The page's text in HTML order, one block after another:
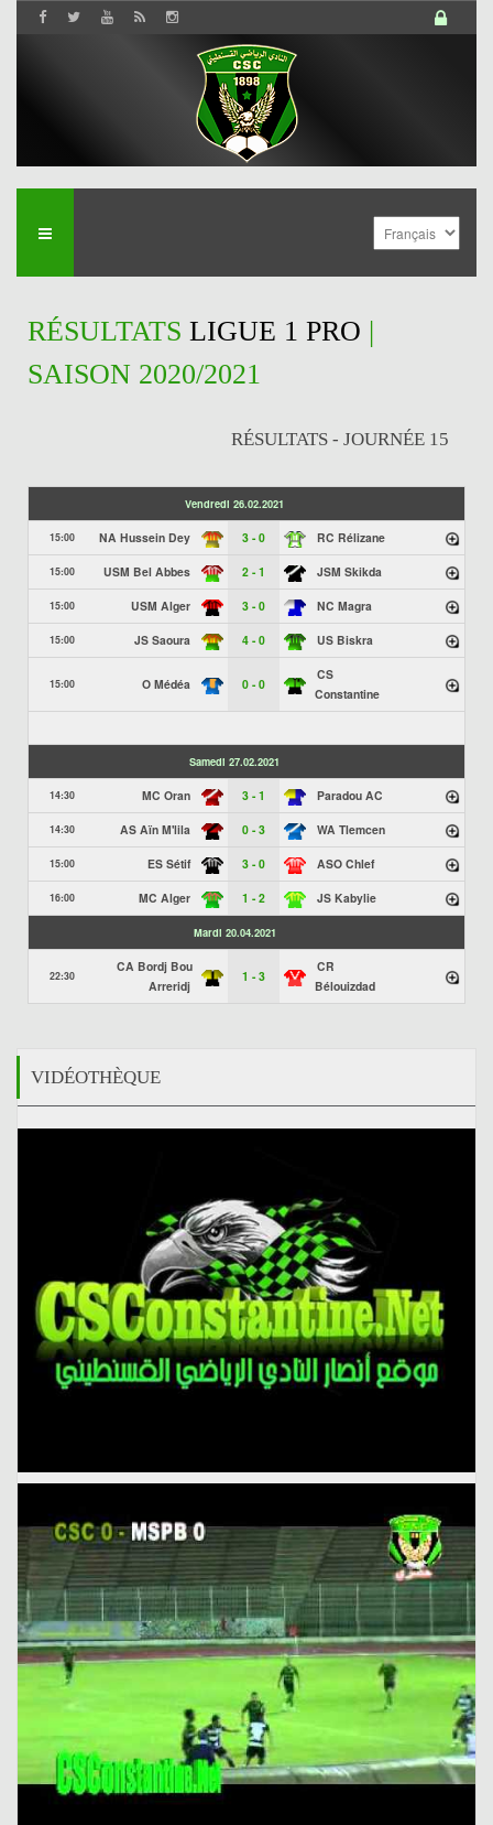
RÉSULTATS LIGUE 1 PRO |
SAISON 2020/2021
RÉSULTATS - JOURNÉE 15
Vendredi 26.02.2021
15:00 NA Hussein Dey 3 - 0 RC Rélizane
15:00 USM Bel Abbes 2 - 1 JSM Skikda
15:00 USM Alger 3 - 0 NC Magra
15:00 JS Saoura 4 - 0 US Biskra
15:00 O Médéa 0 - 0
CS
Constantine
Samedi 27.02.2021
14:30 MC Oran 3 - 1 Paradou AC
14:30 AS Aïn M'lila 0 - 3 WA Tlemcen
15:00 ES Sétif 3 - 0 ASO Chlef
16:00 MC Alger 1 - 2 JS Kabylie
Mardi 20.04.2021
22:30
CA Bordj Bou
Arreridj
1 - 3
CR
Bélouizdad
VIDÉOTHÈQUE